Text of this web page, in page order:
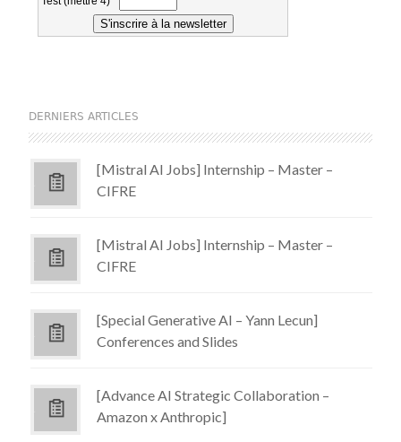
DERNIERS ARTICLES
[Mistral AI Jobs] Internship – Master –
CIFRE
[Mistral AI Jobs] Internship – Master –
CIFRE
[Special Generative AI – Yann Lecun]
Conferences and Slides
[Advance AI Strategic Collaboration –
Amazon x Anthropic]